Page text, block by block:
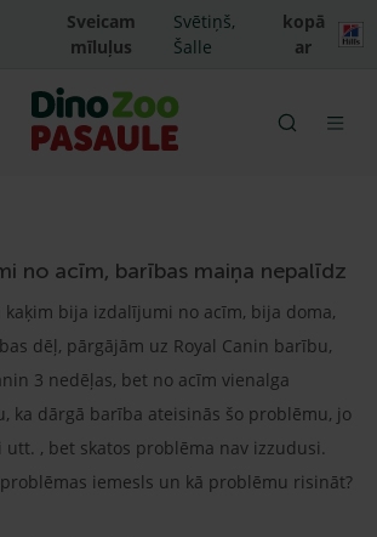
Sveicam
mīluļus
Svētiņš,
Šalle
kopā
ar
no acīm, barības maiņa nepalīdz
kaķim bija izdalījumi no acīm, bija doma,
dēļ, pārgājām uz Royal Canin barību,
3 nedēļas, bet no acīm vienalga
ka dārgā barība ateisinās šo problēmu, jo
, bet skatos problēma nav izzudusi.
iemesls un kā problēmu risināt?